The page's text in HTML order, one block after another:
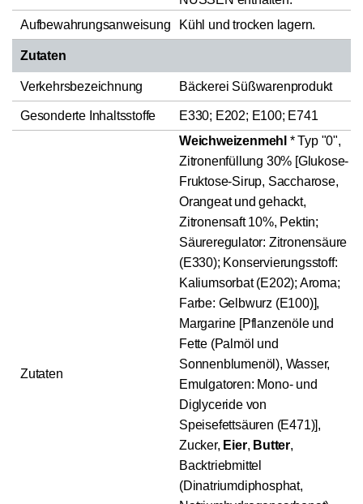
Aufbewahrungsanweisung
Kühl und trocken lagern.
Zutaten
Verkehrsbezeichnung Bäckerei Süßwarenprodukt
Gesonderte Inhaltsstoffe E330; E202; E100; E741
Zutaten
Weichweizenmehl * Typ "0",
Zitronenfüllung 30% [Glukose-
Fruktose-Sirup, Saccharose,
Orangeat und gehackt,
Zitronensaft 10%, Pektin;
Säureregulator: Zitronensäure
(E330); Konservierungsstoff:
Kaliumsorbat (E202); Aroma;
Farbe: Gelbwurz (E100)],
Margarine [Pflanzenöle und
Fette (Palmöl und
Sonnenblumenöl), Wasser,
Emulgatoren: Mono- und
Diglyceride von
Speisefettsäuren (E471)],
Zucker, Eier, Butter,
Backtriebmittel
(Dinatriumdiphosphat,